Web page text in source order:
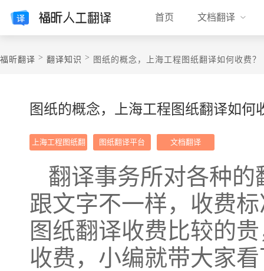
首页 文档翻译
福昕翻译 > 翻译知识 > 图纸的概念，上海工程图纸翻译如何收费？
图纸的概念，上海工程图纸翻译如何
上海工程图纸翻
图纸翻译平台 文档翻译
翻译事务所对各种
跟文字不一样，收费
图纸翻译收费比较的
收费，小编就带大家